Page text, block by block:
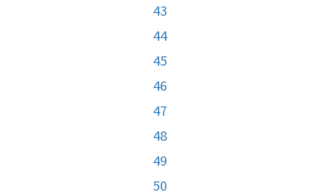
43
44
45
46
47
48
49
50